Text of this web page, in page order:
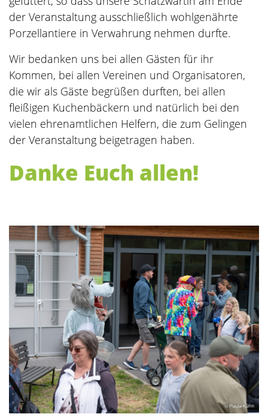
der Veranstaltung ausschließlich wohlgenährte
Porzellantiere in Verwahrung nehmen durfte.
Wir bedanken uns bei allen Gästen für ihr
Kommen, bei allen Vereinen und Organisatoren,
die wir als Gäste begrüßen durften, bei allen
fleißigen Kuchenbäckern und natürlich bei den
vielen ehrenamtlichen Helfern, die zum Gelingen
der Veranstaltung beigetragen haben.
Danke Euch allen!